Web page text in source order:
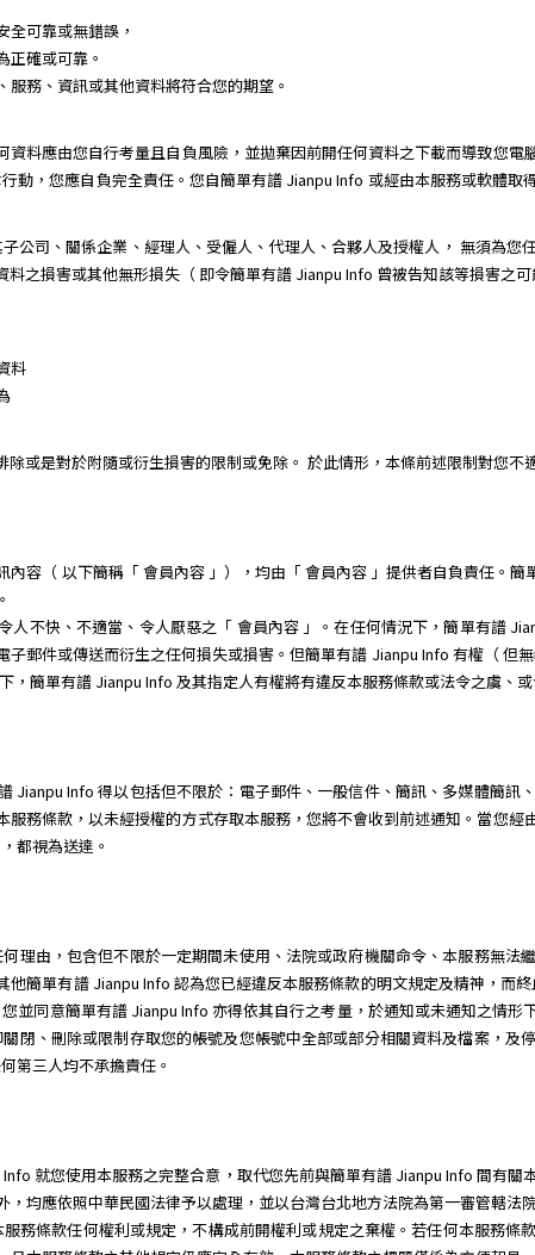
全可靠或無錯誤，
正確或可靠。
務、資訊或其他資料將符合您的期望。
料應由您自行考量且自負風險，並拋棄因前開任何資料之下載而導致您
動，您應自負完全責任。您自簡單有譜 Jianpu Info 或經由本服務或軟體
公司、關係企業、經理人、受僱人、代理人、合夥人及授權人， 無須為
之損害或其他無形損失（ 即令簡單有譜 Jianpu Info 曾被告知該等損害之可
料
或是對於附隨或衍生損害的限制或免除。 於此情形，本條前述限制對您不
容（ 以下簡稱「 會員內容 」），均由「 會員內容 」提供者自負責任。
人不快、不適當、令人厭惡之「 會員內容 」。在任何情況下，簡單有譜
子郵件或傳送而衍生之任何損失或損害。但簡單有譜 Jianpu Info 有權（ 但
，簡單有譜 Jianpu Info 及其指定人有權將有違反本服務條款或法令之虞、
Jianpu Info 得以包括但不限於：電子郵件、一般信件、簡訊、多媒體簡訊
務條款，以未經授權的方式存取本服務，您將不會收到前述通知。當您
都視為送達。
理由，包含但不限於一定期間未使用、法院或政府機關命令、本服務無法
簡單有譜 Jianpu Info 認為您已經違反本服務條款的明文規定及精神，而
並同意簡單有譜 Jianpu Info 亦得依其自行之考量，於通知或未通知之情
閉、刪除或限制存取您的帳號及您帳號中全部或部分相關資料及檔案，
第三人均不承擔責任。
就您使用本服務之完整合意，取代您先前與簡單有譜 Jianpu Info 間有
均應依照中華民國法律予以處理，並以台灣台北地方法院為第一審管轄法
務條款任何權利或規定，不構成前開權利或規定之棄權。若任何本服務